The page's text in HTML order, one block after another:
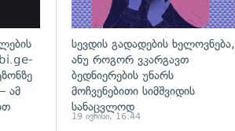
ამ
სევდის გადადების ხელოვნება,
ანუ როგორ ვკარგავთ
ბედნიერების უნარს
მოჩვენებითი სიმშვიდის
სანაცვლოდ
19 ივნისი, 16:44